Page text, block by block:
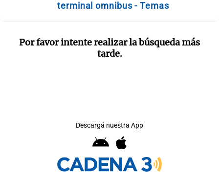
terminal omnibus - Temas
Por favor intente realizar la búsqueda más
tarde.
Descargá nuestra App